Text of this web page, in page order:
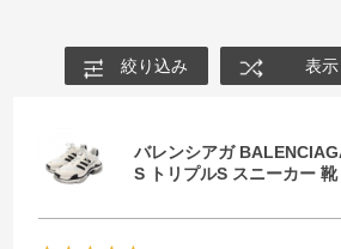
絞り込み 表
バレンシアガ
S トリプルS スニーカー